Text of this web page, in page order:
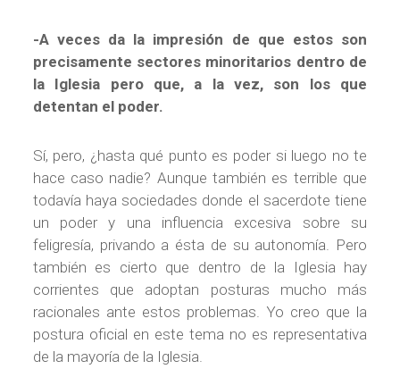
-A veces da la impresión de que estos son
precisamente sectores minoritarios dentro de
la Iglesia pero que, a la vez, son los que
detentan el poder.
Sí, pero, ¿hasta qué punto es poder si luego no te
hace caso nadie? Aunque también es terrible que
todavía haya sociedades donde el sacerdote tiene
un poder y una influencia excesiva sobre su
feligresía, privando a ésta de su autonomía. Pero
también es cierto que dentro de la Iglesia hay
corrientes que adoptan posturas mucho más
racionales ante estos problemas. Yo creo que la
postura oficial en este tema no es representativa
de la mayoría de la Iglesia.